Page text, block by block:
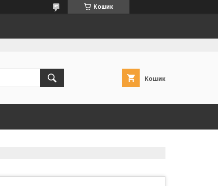
Кошик
Кошик